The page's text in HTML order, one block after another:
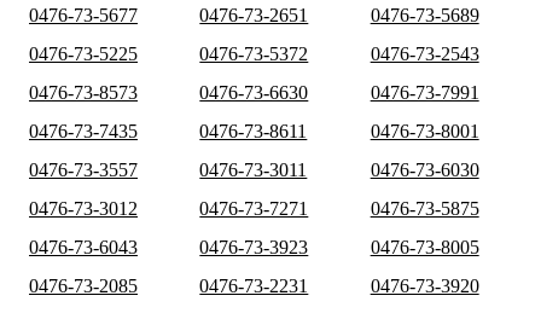
0476-73-5677
0476-73-2651
0476-73-5689
0476-73-5225
0476-73-5372
0476-73-2543
0476-73-8573
0476-73-6630
0476-73-7991
0476-73-7435
0476-73-8611
0476-73-8001
0476-73-3557
0476-73-3011
0476-73-6030
0476-73-3012
0476-73-7271
0476-73-5875
0476-73-6043
0476-73-3923
0476-73-8005
0476-73-2085
0476-73-2231
0476-73-3920